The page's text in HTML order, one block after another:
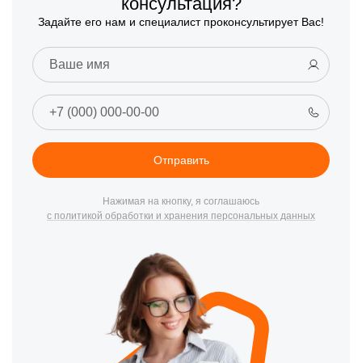
Задайте его нам и специалист проконсультирует Вас!
Отправить
Нажимая на кнопку, я соглашаюсь
с политикой обработки и хранения персональных данных